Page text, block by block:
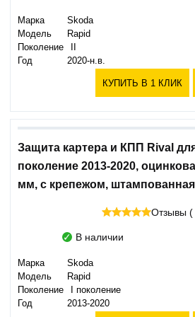
Марка
Skoda
Модель
Rapid
Поколение
Год
2020-н.в.
КУПИТЬ В 1 КЛИК
Защита картера и КПП Rival
поколение 2013-2020,
мм, с крепежом,
Отзывы (
В наличии
Марка
Skoda
Модель
Rapid
Поколение
I поколение
Год
2013-2020